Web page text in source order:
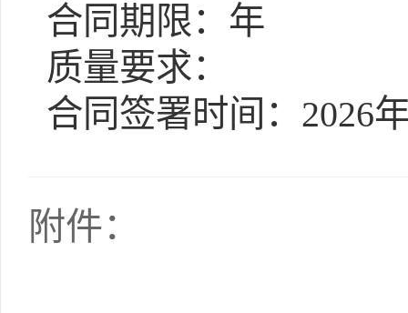
合同期限：年
质量要求：
合同签署时间：2026
附件：